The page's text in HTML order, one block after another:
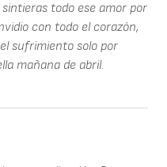
todo ese amor por
con todo el corazón,
sufrimiento solo por
mañana de abril.